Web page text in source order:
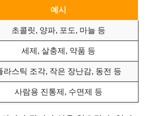
예시
초콜릿, 양파, 포도, 마늘 등
세제, 살충제, 약품 등
라스틱 조각, 작은 장난감, 동전 등
사람용 진통제, 수면제 등